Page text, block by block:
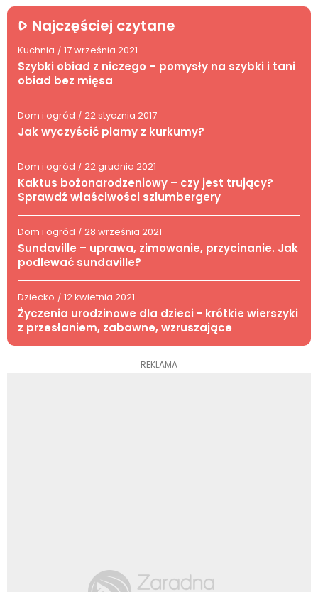
Najczęściej czytane
Kuchnia / 17 września 2021
Szybki obiad z niczego – pomysły na szybki i tani
obiad bez mięsa
Dom i ogród / 22 stycznia 2017
Jak wyczyścić plamy z kurkumy?
Dom i ogród / 22 grudnia 2021
Kaktus bożonarodzeniowy – czy jest trujący?
Sprawdź właściwości szlumbergery
Dom i ogród / 28 września 2021
Sundaville – uprawa, zimowanie, przycinanie. Jak
podlewać sundaville?
Dziecko / 12 kwietnia 2021
Życzenia urodzinowe dla dzieci - krótkie wierszyki
z przesłaniem, zabawne, wzruszające
REKLAMA